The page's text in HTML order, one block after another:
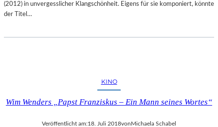
(2012) in unvergesslicher Klangschönheit. Eigens für sie komponiert, könnte
der Titel…
KINO
Wim Wenders „Papst Franziskus – Ein Mann seines Wortes“
Veröffentlicht am:18. Juli 2018vonMichaela Schabel